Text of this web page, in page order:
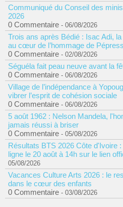
Communiqué du Conseil des
2026
0 Commentaire - 06/08/2026
Trois ans après Bédié : Isac Adi, la
au cœur de l’hommage de
0 Commentaire - 02/08/2026
Séguéla fait peau neuve avant la
0 Commentaire - 06/08/2026
Village de l’indépendance à
vibrer l’esprit de cohésion sociale
0 Commentaire - 06/08/2026
5 août 1962 : Nelson Mandela,
jamais réussi à briser
0 Commentaire - 05/08/2026
Résultats BTS 2026 Côte d'Ivoire
ligne le 20 août à 14h sur le lien
05/08/2026
Vacances Culture Arts 2026 : le
dans le cœur des enfants
0 Commentaire - 03/08/2026